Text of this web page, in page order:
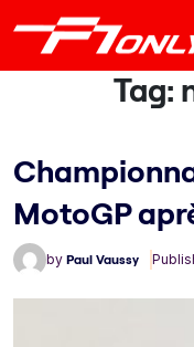
Tag:
MotoGP
by Paul Vaussy